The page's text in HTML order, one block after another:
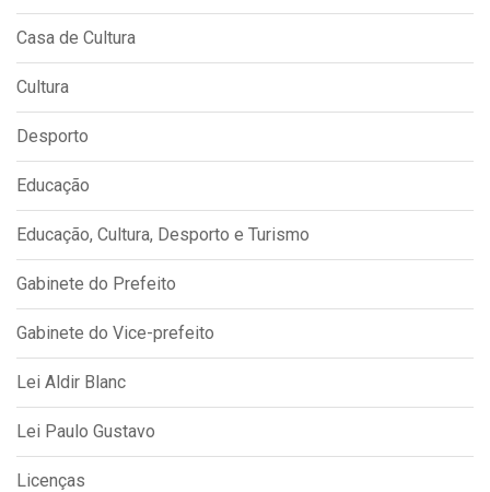
Casa de Cultura
Cultura
Desporto
Educação
Educação, Cultura, Desporto e Turismo
Gabinete do Prefeito
Gabinete do Vice-prefeito
Lei Aldir Blanc
Lei Paulo Gustavo
Licenças